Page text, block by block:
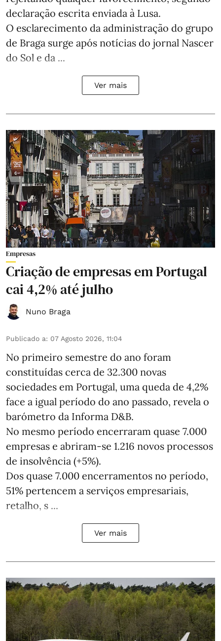
declaração escrita enviada à Lusa.
O esclarecimento da administração do grupo
de Braga surge após notícias do jornal Nascer
do Sol e da ...
Ver mais
Empresas
Criação de empresas em Portugal
cai 4,2% até julho
Nuno Braga
Publicado a: 07 Agosto 2026, 11:04
No primeiro semestre do ano foram
constituídas cerca de 32.300 novas
sociedades em Portugal, uma queda de 4,2%
face a igual período do ano passado, revela o
barómetro da Informa D&B.
No mesmo período encerraram quase 7.000
empresas e abriram‑se 1.216 novos processos
de insolvência (+5%).
Dos quase 7.000 encerramentos no período,
51% pertencem a serviços empresariais,
retalho, s ...
Ver mais